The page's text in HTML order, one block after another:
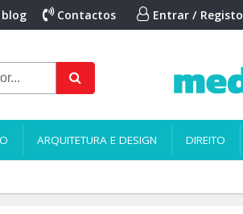
blog Contactos Entrar / Registo
ARQUITETURA E DESIGN DIREITO